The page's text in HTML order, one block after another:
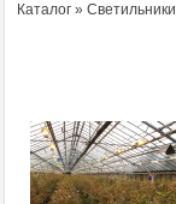
Каталог » Светильники